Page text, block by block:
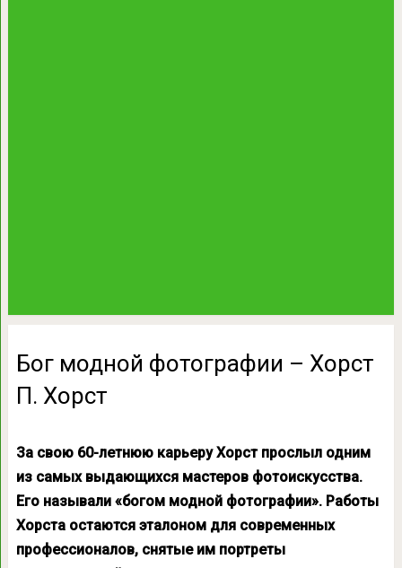
Бог модной фотографии – Хорст
П. Хорст
За свою 60-летнюю карьеру Хорст прослыл одним
из самых выдающихся мастеров фотоискусства.
Его называли «богом модной фотографии». Работы
Хорста остаются эталоном для современных
профессионалов, снятые им портреты